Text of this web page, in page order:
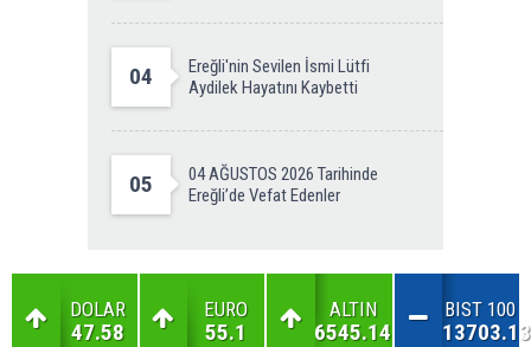
04
Ereğli'nin Sevilen İsmi Lütfi
Aydilek Hayatını Kaybetti
05
04 AĞUSTOS 2026 Tarihinde
Ereğli’de Vefat Edenler
DOLAR
47.58
EURO
55.1
ALTIN
6545.14
BIST 100
13703.13